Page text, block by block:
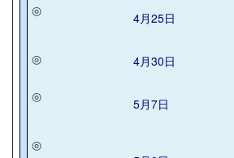
◎
4月25日
◎
4月30日
◎ 5月7日
◎